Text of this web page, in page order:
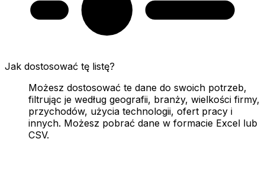
Jak dostosować tę listę?
Możesz dostosować te dane do swoich potrzeb,
filtrując je według geografii, branży, wielkości firmy,
przychodów, użycia technologii, ofert pracy i
innych. Możesz pobrać dane w formacie Excel lub
CSV.